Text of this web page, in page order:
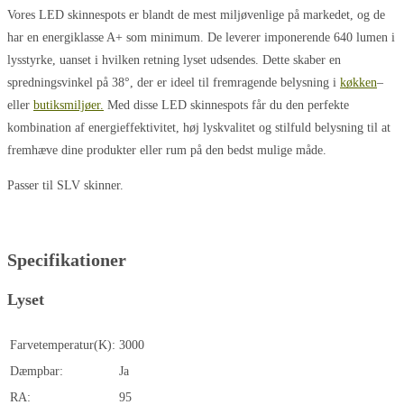
Vores LED skinnespots er blandt de mest miljøvenlige på markedet, og de
har en energiklasse A+ som minimum. De leverer imponerende 640 lumen i
lysstyrke, uanset i hvilken retning lyset udsendes. Dette skaber en
spredningsvinkel på 38°, der er ideel til fremragende belysning i køkken–
eller butiksmiljøer. Med disse LED skinnespots får du den perfekte
kombination af energieffektivitet, høj lyskvalitet og stilfuld belysning til at
fremhæve dine produkter eller rum på den bedst mulige måde.
Passer til SLV skinner.
Specifikationer
Lyset
Farvetemperatur(K): 3000
Dæmpbar:
Ja
RA:
95